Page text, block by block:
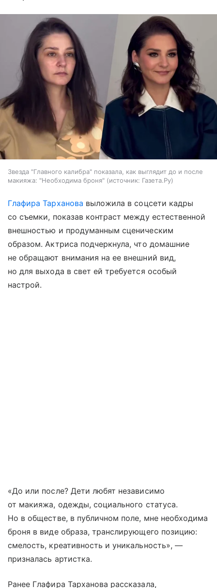
Звезда "Главного калибра" показала, как выглядит до и после
макияжа: "Необходима броня"
источник: Газета.Ру
Глафира Тарханова выложила в соцсети кадры
со съемки, показав контраст между естественной
внешностью и продуманным сценическим
образом. Актриса подчеркнула, что домашние
не обращают внимания на ее внешний вид,
но для выхода в свет ей требуется особый
настрой.
«До или после? Дети любят независимо
от макияжа, одежды, социального статуса.
Но в обществе, в публичном поле, мне необходима
броня в виде образа, транслирующего позицию:
смелость, креативность и уникальность», —
призналась артистка.
Ранее Глафира Тарханова рассказала,